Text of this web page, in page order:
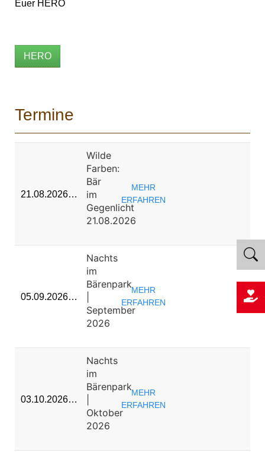
Euer HERO
HERO
Termine
21.08.2026…
Wilde
Farben:
Bär
im
Gegenlicht
21.08.2026
MEHR
ERFAHREN
05.09.2026…
Nachts
im
Bärenpark
September
2026
MEHR
ERFAHREN
03.10.2026…
Nachts
im
Bärenpark
Oktober
2026
MEHR
ERFAHREN